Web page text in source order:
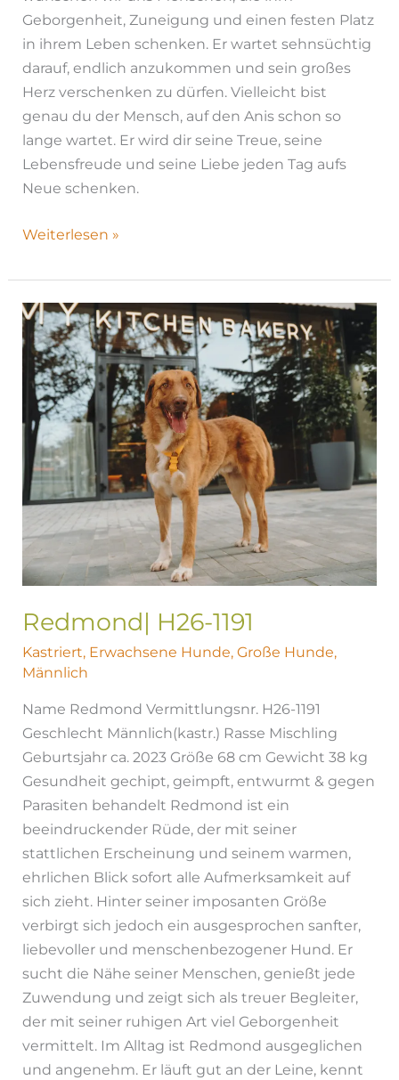
Geborgenheit, Zuneigung und einen festen Platz
in ihrem Leben schenken. Er wartet sehnsüchtig
darauf, endlich anzukommen und sein großes
Herz verschenken zu dürfen. Vielleicht bist
genau du der Mensch, auf den Anis schon so
lange wartet. Er wird dir seine Treue, seine
Lebensfreude und seine Liebe jeden Tag aufs
Neue schenken.
Weiterlesen »
Redmond| H26-1191
Kastriert, Erwachsene Hunde,Große Hunde,
Männlich
Name Redmond Vermittlungsnr. H26-1191
Geschlecht Männlich(kastr.) Rasse Mischling
Geburtsjahr ca. 2023 Größe 68 cm Gewicht 38 kg
Gesundheit gechipt, geimpft, entwurmt & gegen
Parasiten behandelt Redmond ist ein
beeindruckender Rüde, der mit seiner
stattlichen Erscheinung und seinem warmen,
ehrlichen Blick sofort alle Aufmerksamkeit auf
sich zieht. Hinter seiner imposanten Größe
verbirgt sich jedoch ein ausgesprochen sanfter,
liebevoller und menschenbezogener Hund. Er
sucht die Nähe seiner Menschen, genießt jede
Zuwendung und zeigt sich als treuer Begleiter,
der mit seiner ruhigen Art viel Geborgenheit
vermittelt. Im Alltag ist Redmond ausgeglichen
und angenehm. Er läuft gut an der Leine, kennt
Redmond|
H26-
1191